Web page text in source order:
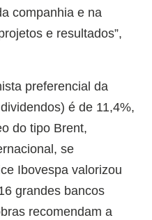
companhia e na
e resultados”,
preferencial da
é de 11,4%,
do tipo Brent,
se
Ibovespa valorizou
grandes bancos
recomendam a